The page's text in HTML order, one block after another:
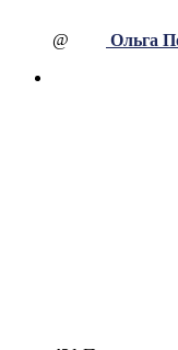
@ Ольга